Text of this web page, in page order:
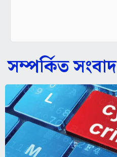
সম্পর্কিত সংবাদ